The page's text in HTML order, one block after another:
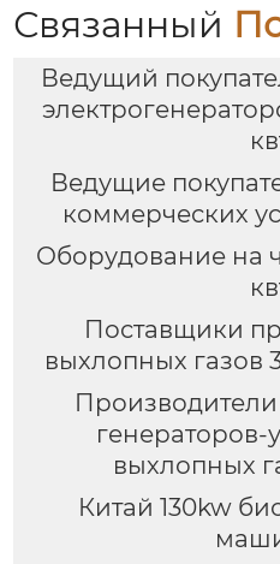
Связанный
Ведущий
Ведущие
коммерческих
Оборудование на
Поставщики
выхлопных газов
генераторов-
выхлопных
Китай 130kw